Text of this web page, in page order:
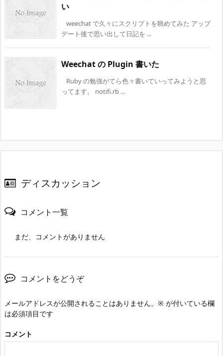
い
weechat で久々にスクリプトを眺めてみた アップ
デート後で思い出して日記を ...
Weechat の Plugin 書いた
Ruby の勉強がてら色々書いていってみようと思
ってます。 notifi.rb ...
ディスカッション
コメント一覧
まだ、コメントがありません
コメントをどうぞ
メールアドレスが公開されることはありません。 ※ が付いている欄
は必須項目です
コメント